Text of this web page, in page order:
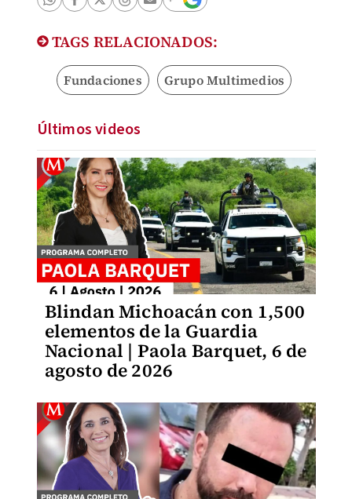
TAGS RELACIONADOS:
Fundaciones Grupo Multimedios
Últimos videos
Blindan Michoacán con 1,500
elementos de la Guardia
Nacional | Paola Barquet, 6 de
agosto de 2026